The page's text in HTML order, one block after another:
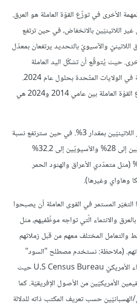
الأخرى في توزّع القوّة العاملة هو العرق.
اللاتينيّين بالانخفاض، في حين ترتفع
اللاتينيّ والآسيويّ بالتحديد يرتفعان بمعدّل
حيث يُتوقّع أن تشكّل اليد العاملة
اللاتينيّة خُمس القوّة العاملة في الولايات المتّحدة بحلول عام 2024.
التغيّرات المتوقّعة في توزّع القوّة العاملة بين عامي 2014 و2024 هي
ستنخفض نسبة البيض غير اللاتينيّين بمقدار 3%. في حين سترتفع نسبة
السود إلى 10.1% واللاتينيّين إلى 28% والآسيويّين إلى 32.2%
الأخرى إلى 22.2% (مثل متعدّدي الأعراق والهنود الحمر
وهاواي وغيرها).
المستمر في القوى العاملة أن يصبحوا
والانتماء الّتي تواجه موظّفيهم، مثل
والتعامل المختلف معهم من قبل زملائهم
(ملاحظة: نستخدم مصطلح "السود"
حسب تعريف مكتب الإحصاء الأمريكيّ U.S Census Bureau حيث
الأمريكيّين من الأصول الإفريقيّة. كما
حسب تعريف المكتب ذاته للدلالة